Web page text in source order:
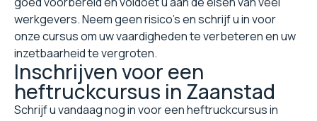
werkgevers. Neem geen risico's en schrijf u in voor
onze cursus om uw vaardigheden te verbeteren en uw
inzetbaarheid te vergroten.
Inschrijven voor een
heftruckcursus in Zaanstad
Schrijf u vandaag nog in voor een heftruckcursus in